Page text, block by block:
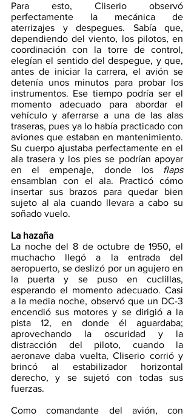
Para esto, Cliserio observó
perfectamente la mecánica de
aterrizajes y despegues. Sabía que,
dependiendo del viento, los pilotos, en
coordinación con la torre de control,
elegían el sentido del despegue, y que,
antes de iniciar la carrera, el avión se
detenía unos minutos para probar los
instrumentos. Ese tiempo podría ser el
momento adecuado para abordar el
vehículo y aferrarse a una de las alas
traseras, pues ya lo había practicado con
aviones que estaban en mantenimiento.
Su cuerpo ajustaba perfectamente en el
ala trasera y los pies se podrían apoyar
en el empenaje, donde los flaps
ensamblan con el ala. Practicó cómo
insertar sus brazos para quedar bien
sujeto al ala cuando llevara a cabo su
soñado vuelo.
La hazaña
La noche del 8 de octubre de 1950, el
muchacho llegó a la entrada del
aeropuerto, se deslizó por un agujero en
la puerta y se puso en cuclillas,
esperando el momento adecuado. Casi
a la media noche, observó que un DC-3
encendió sus motores y se dirigió a la
pista 12, en donde él aguardaba;
aprovechando la oscuridad y la
distracción del piloto, cuando la
aeronave daba vuelta, Cliserio corrió y
brincó al estabilizador horizontal
derecho, y se sujetó con todas sus
fuerzas.
Como comandante del avión, con